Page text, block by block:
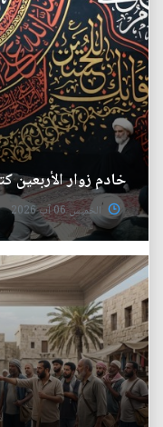
خادم زوار الأربعين
الخميس 06 آب 2026